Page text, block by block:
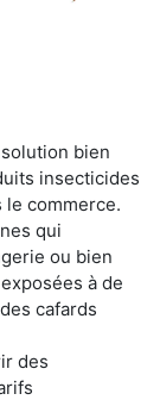
bien
insecticides
commerce.
qui
ou bien
à de
cafards
des